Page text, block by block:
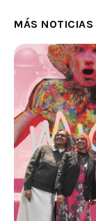
MÁS NOTICIAS